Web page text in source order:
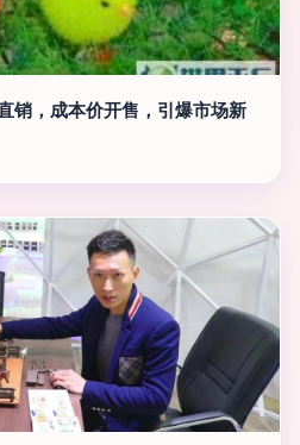
销，成本价开售，引爆市场新